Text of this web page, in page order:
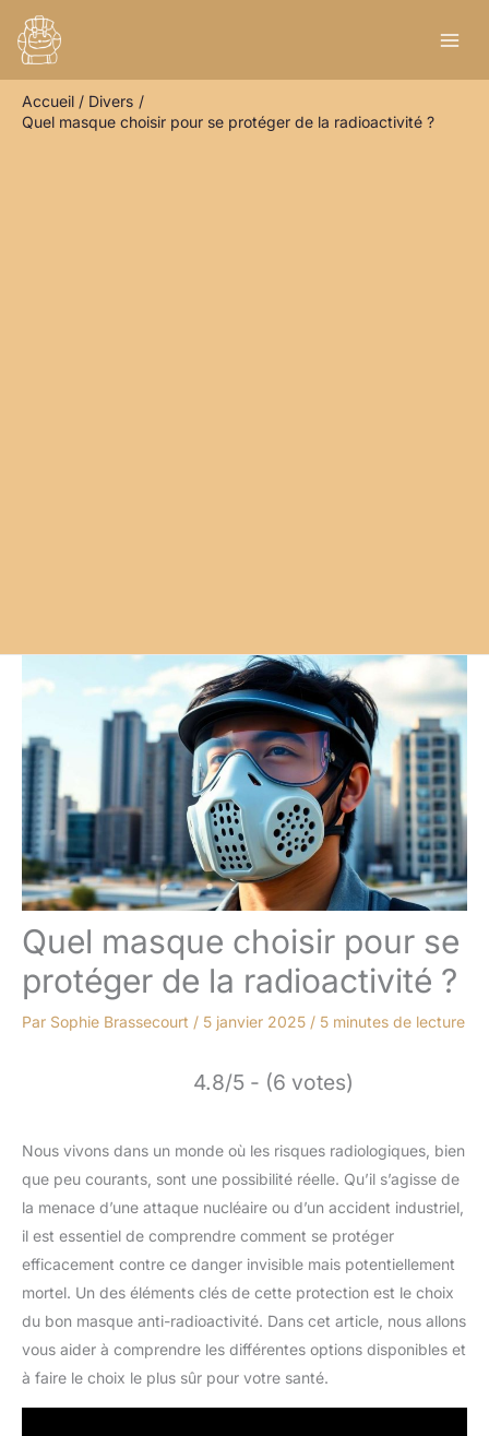
contenu
Accueil
Divers
Quel masque choisir pour se protéger de la radioactivité ?
Quel masque choisir pour se
protéger de la radioactivité ?
Par Sophie Brassecourt / 5 janvier 2025 / 5 minutes de lecture
4.8/5 - (6 votes)
Nous vivons dans un monde où les risques radiologiques, bien
que peu courants, sont une possibilité réelle. Qu’il s’agisse de
la menace d’une attaque nucléaire ou d’un accident industriel,
il est essentiel de comprendre comment se protéger
efficacement contre ce danger invisible mais potentiellement
mortel. Un des éléments clés de cette protection est le choix
du bon masque anti-radioactivité. Dans cet article, nous allons
vous aider à comprendre les différentes options disponibles et
à faire le choix le plus sûr pour votre santé.
e
h